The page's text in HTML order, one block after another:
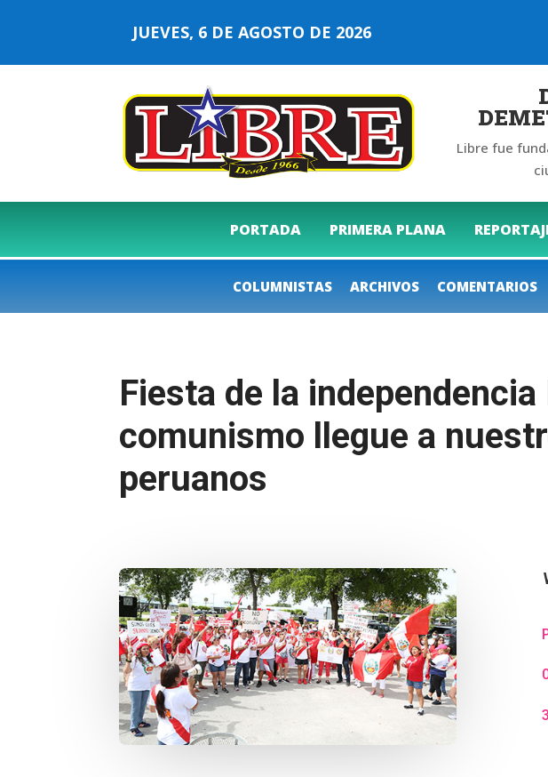
JUEVES, 6 DE AGOSTO DE 2026
Libre fue
PORTADA PRIMERA PLANA
COLUMNISTAS ARCHIVOS COMENTARIOS
Fiesta de la
comunismo llegue a
peruanos